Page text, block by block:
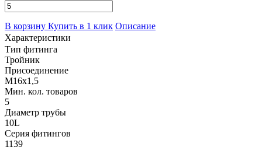
В корзину Купить в 1 клик Описание
Характеристики
Тип фитинга
Тройник
Присоединение
M16x1,5
Мин. кол. товаров
5
Диаметр трубы
10L
Серия фитингов
1139